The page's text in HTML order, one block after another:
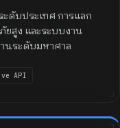
ดับประเทศ การแลก
สูง และระบบงาน
นระดับมหาศาล
API